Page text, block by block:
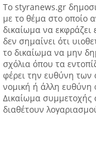
Tο styranews.gr
με το θέμα στο οποίο
δικαίωμα να
δεν σημαίνει ότι
το δικαίωμα να μην
σχόλια όπου τα
φέρει την ευθύνη των
νομική ή άλλη ευθύνη
Δικαίωμα συμμετοχής
διαθέτουν